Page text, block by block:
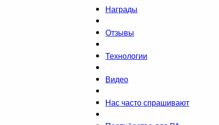
Награды
Отзывы
Технологии
Видео
Нас часто спрашивают